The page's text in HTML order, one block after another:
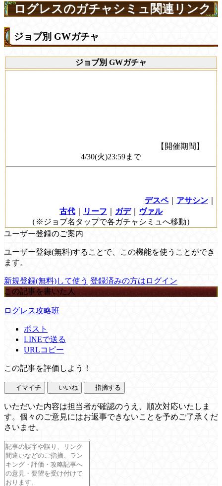
ログレスのガチャシミュ関連リンク
ジョブ別 GWガチャ
ジョブ別 GWガチャ
【開催期間】
4/30(火)23:59まで
デスペ｜ アサシン
古代
リーフ ガデ｜
ヴァル
（※ジョブ名タップで各ガチャシミュへ移動）
ユーザー登録のご案内
ユーザー登録(無料)することで、この機能を使うことができ
ます。
新規登録(無料)して使う 登録済みの方はログイン
この記事を書いた人
ログレス攻略班
ポスト
LINEで送る
URLコピー
この記事を評価しよう！
イマイチ いいね 指摘する
いただいた内容は担当者が確認のうえ、順次対応いたしま
す。個々のご意見にはお返事できないことを予めご了承くだ
さいませ。